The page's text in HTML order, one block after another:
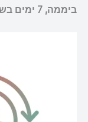
ביממה, 7 ימים בשבוע, כולל: